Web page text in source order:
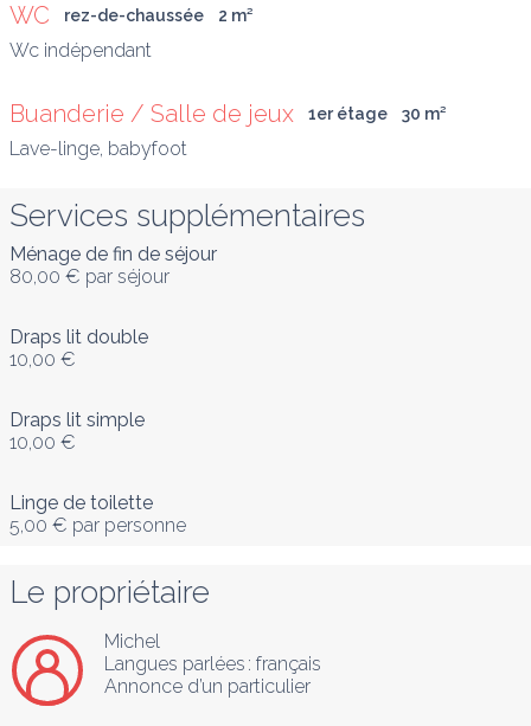
WC rez-de-chaussée 2 m²
Buanderie / Salle de jeux 1er étage 30 m²
Lave-linge, babyfoot
Services supplémentaires
Ménage de fin de séjour
80,00 € par séjour
Draps lit double
10,00 €
Draps lit simple
10,00 €
Linge de toilette
5,00 € par personne
Le propriétaire
Michel
Langues parlées : français
Annonce d’un particulier